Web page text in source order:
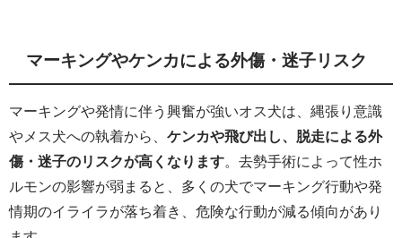
マーキングやケンカによる外傷・迷子リスク
マーキングや発情に伴う興奮が強いオス犬は、縄張り意識
やメス犬への執着から、 ケンカや飛び出し、脱走による外
傷・迷子のリスクが高くなります。去勢手術によって性ホ
ルモンの影響が弱まると、多くの犬でマーキング行動や発
情期のイライラが落ち着き、危険な行動が減る傾向があり